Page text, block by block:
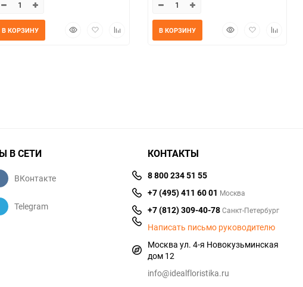
БыстрыйДобавитьДобавить
В КОРЗИНУ
БыстрыйДобавить
В КОРЗИНУ
В СЕТИ
ВКонтакте
Telegram
КОНТАКТЫ
8 800 234 51 55
+7 (495) 411 60 01 Москва
+7 (812) 309-40-78Санкт-Петербург
Написать письмо руководителю
Москва ул. 4-я Новокузьминская
дом 12
info@idealfloristika.ru